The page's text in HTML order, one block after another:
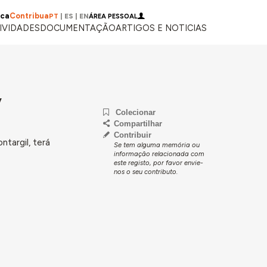
ContribuaPT ES ENÁREA PESSOAL
DOCUMENTAÇÃOARTIGOS E NOTICIAS
terá
Colecionar
Compartilhar
Contribuir
Se tem alguma memória ou
informação relacionada com
este registo, por favor envie-
nos o seu contributo.